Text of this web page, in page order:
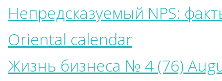
Непредсказуемый NPS:
Oriental calendar
Жизнь бизнеса № 4 (76)